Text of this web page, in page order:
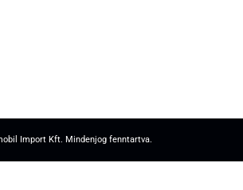
Import Kft. Mindenjog fenntartva.